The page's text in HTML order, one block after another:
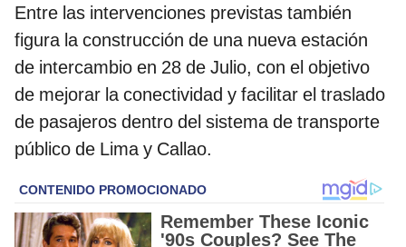
Entre las intervenciones previstas también
figura la construcción de una nueva estación
de intercambio en 28 de Julio, con el objetivo
de mejorar la conectividad y facilitar el traslado
de pasajeros dentro del sistema de transporte
público de Lima y Callao.